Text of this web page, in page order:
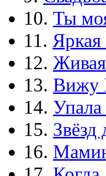
10. Ты
11. Яркая
12.
13. Вижу
14. Упала
15.
16.